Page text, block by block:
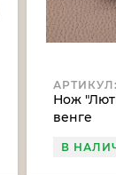
АРТИКУЛ:
Нож
венге
В